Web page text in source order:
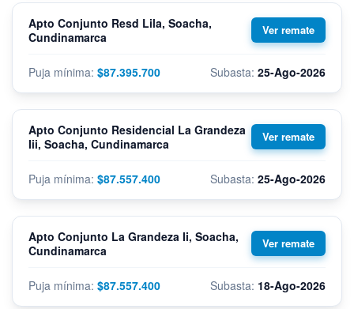
$87.395.700
Apto Conjunto Resd Lila, Soacha,
Cundinamarca
25-Ago-2026
$87.557.400
Apto Conjunto Residencial La Grandeza
Iii, Soacha, Cundinamarca
25-Ago-2026
$87.557.400
Apto Conjunto La Grandeza Ii, Soacha,
Cundinamarca
18-Ago-2026